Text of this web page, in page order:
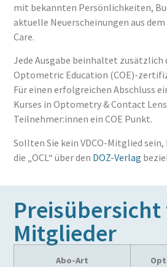
mit bekannten Persönlichkeiten,
aktuelle Neuerscheinungen aus dem
Care.
Jede Ausgabe beinhaltet zusätzlich
Optometric Education (COE)-
Für einen erfolgreichen Abschluss
Kurses in Optometry & Contact
Teilnehmer:innen ein COE Punkt.
Sollten Sie kein VDCO-Mitglied sein,
die „OCL“ über den DOZ-Verlag
Mitglieder
Abo-Art